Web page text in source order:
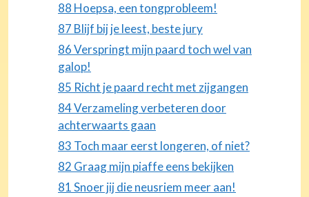
88 Hoepsa, een tongprobleem!
87 Blijf bij je leest, beste jury
86 Verspringt mijn paard toch wel van
galop!
85 Richt je paard recht met zijgangen
84 Verzameling verbeteren door
achterwaarts gaan
83 Toch maar eerst longeren, of niet?
82 Graag mijn piaffe eens bekijken
81 Snoer jij die neusriem meer aan!